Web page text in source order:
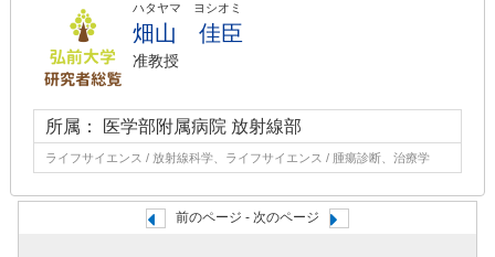
ハタヤマ ヨシオミ
畑山 佳臣
准教授
所属： 医学部附属病院 放射線部
ライフサイエンス / 放射線科学、ライフサイエンス / 腫瘍診断、治療学
前のページ - 次のページ